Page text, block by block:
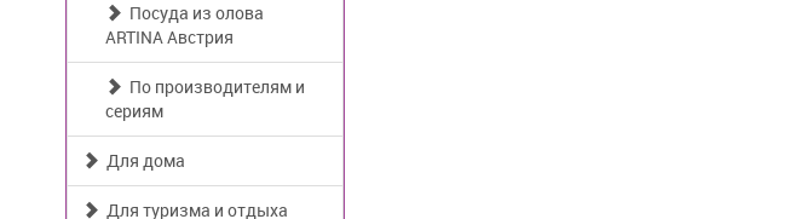
Посуда из олова
ARTINA Австрия
По производителям и
сериям
Для дома
Для туризма и отдыха